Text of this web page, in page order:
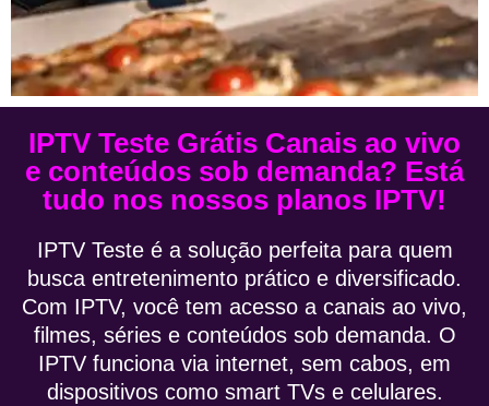
IPTV Teste Grátis Canais ao vivo
e conteúdos sob demanda? Está
tudo nos nossos planos IPTV!
IPTV Teste é a solução perfeita para quem
busca entretenimento prático e diversificado.
Com IPTV, você tem acesso a canais ao vivo,
filmes, séries e conteúdos sob demanda. O
IPTV funciona via internet, sem cabos, em
dispositivos como smart TVs e celulares.